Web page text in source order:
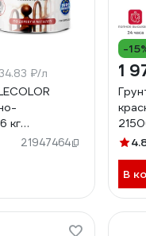
₽/л
кг
21947464
-
1
В